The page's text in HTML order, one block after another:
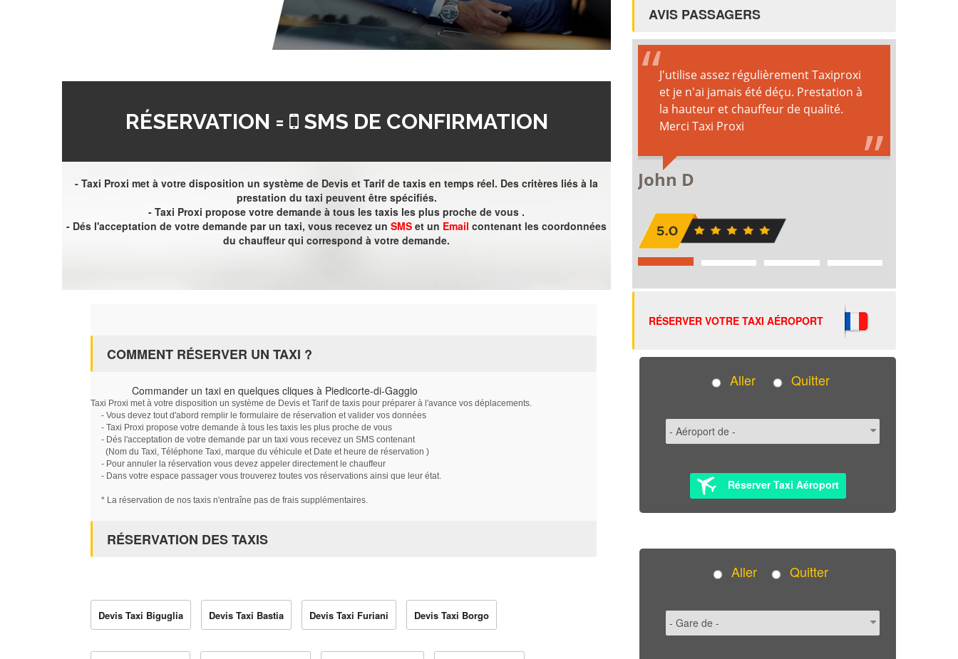
RÉSERVATION = SMS DE CONFIRMATION
- Taxi Proxi met à votre disposition un système de Devis et Tarif de taxis en temps réel. Des critères liés à la
prestation du taxi peuvent être spécifiés.
- Taxi Proxi propose votre demande à tous les taxis les plus proche de vous .
- Dés l'acceptation de votre demande par un taxi, vous recevez un SMS et un Email contenant les coordonnées
du chauffeur qui correspond à votre demande.
COMMENT RÉSERVER UN TAXI ?
Commander un taxi en quelques cliques à Piedicorte-di-Gaggio
Taxi Proxi met à votre disposition un système de Devis et Tarif de taxis pour préparer à l'avance vos déplacements.
- Vous devez tout d'abord remplir le formulaire de réservation et valider vos données
- Taxi Proxi propose votre demande à tous les taxis les plus proche de vous
- Dés l'acceptation de votre demande par un taxi vous recevez un SMS contenant
(Nom du Taxi, Téléphone Taxi, marque du véhicule et Date et heure de réservation )
- Pour annuler la réservation vous devez appeler directement le chauffeur
- Dans votre espace passager vous trouverez toutes vos réservations ainsi que leur état.
* La réservation de nos taxis n'entraîne pas de frais supplémentaires.
RÉSERVATION DES TAXIS
Devis Taxi Biguglia Devis Taxi Bastia Devis Taxi Furiani Devis Taxi Borgo
AVIS PASSAGERS
RÉSERVER VOTRE TAXI AÉROPORT
Aller Quitter
Réserver Taxi Aéroport
Aller Quitter